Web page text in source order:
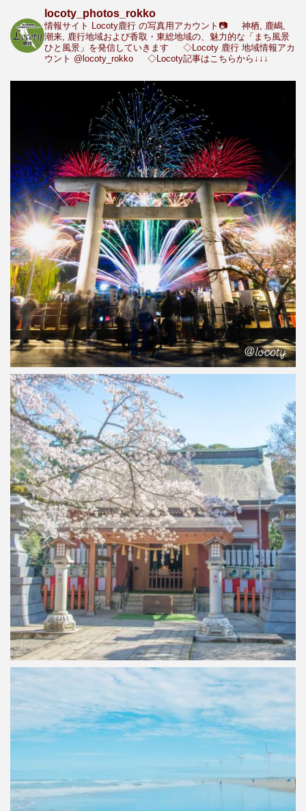
locoty_photos_rokko
情報サイト Locoty鹿行 の写真用アカウント📷
神栖, 鹿嶋,
潮来, 鹿行地域および香取・東総地域の、魅力的な「まち風景
ひと風景」を発信していきます
◇Locoty 鹿行 地域情報アカ
ウント @locoty_rokko ◇Locoty記事はこちらから↓↓↓